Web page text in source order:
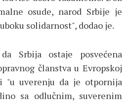
osude, narod Srbije je
solidarnost", dodao je.
Srbija ostaje posvećena
članstva u Evropskoj
uverenju da je otpornija
sa odlučnim, suverenim